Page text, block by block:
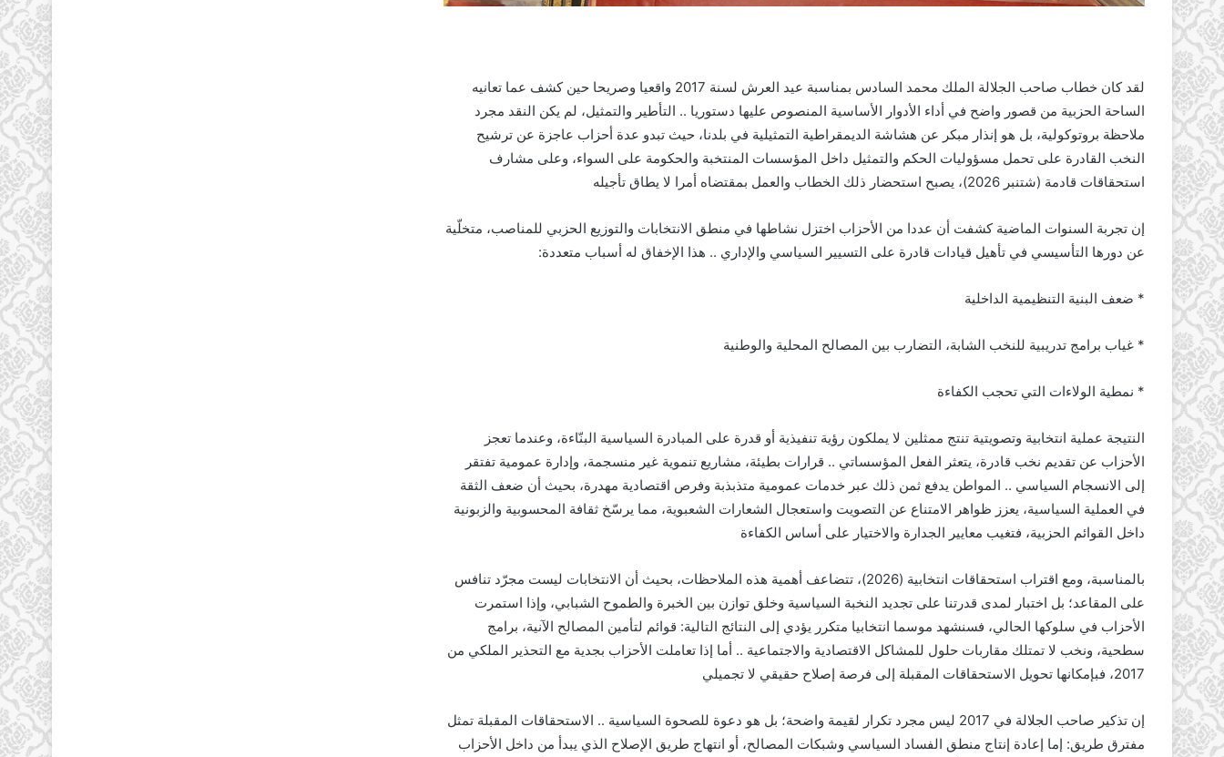
لقد كان خطاب صاحب الجلالة الملك محمد السادس بمناسبة عيد العرش لسنة 2017 واقعيا وصريحا حين كشف عما تعانيه
الساحة الحزبية من قصور واضح في أداء الأدوار الأساسية المنصوص عليها دستوريا .. التأطير والتمثيل، لم يكن النقد مجرد
ملاحظة بروتوكولية، بل هو إنذار مبكر عن هشاشة الديمقراطية التمثيلية في بلدنا، حيث تبدو عدة أحزاب عاجزة عن ترشيح
النخب القادرة على تحمل مسؤوليات الحكم والتمثيل داخل المؤسسات المنتخبة والحكومة على السواء، وعلى مشارف
استحقاقات قادمة (شتنبر 2026)، يصبح استحضار ذلك الخطاب والعمل بمقتضاه أمرا لا يطاق تأجيله
إن تجربة السنوات الماضية كشفت أن عددا من الأحزاب اختزل نشاطها في منطق الانتخابات والتوزيع الحزبي للمناصب، متخلّية
عن دورها التأسيسي في تأهيل قيادات قادرة على التسيير السياسي والإداري .. هذا الإخفاق له أسباب متعددة:
* ضعف البنية التنظيمية الداخلية
* غياب برامج تدريبية للنخب الشابة، التضارب بين المصالح المحلية والوطنية
* نمطية الولاءات التي تحجب الكفاءة
النتيجة عملية انتخابية وتصويتية تنتج ممثلين لا يملكون رؤية تنفيذية أو قدرة على المبادرة السياسية البنّاءة، وعندما تعجز
الأحزاب عن تقديم نخب قادرة، يتعثر الفعل المؤسساتي .. قرارات بطيئة، مشاريع تنموية غير منسجمة، وإدارة عمومية تفتقر
إلى الانسجام السياسي .. المواطن يدفع ثمن ذلك عبر خدمات عمومية متذبذبة وفرص اقتصادية مهدرة، بحيث أن ضعف الثقة
في العملية السياسية، يعزز ظواهر الامتناع عن التصويت واستعجال الشعارات الشعبوية، مما يرسّخ ثقافة المحسوبية والزبونية
داخل القوائم الحزبية، فتغيب معايير الجدارة والاختيار على أساس الكفاءة
بالمناسبة، ومع اقتراب استحقاقات انتخابية (2026)، تتضاعف أهمية هذه الملاحظات، بحيث أن الانتخابات ليست مجرّد تنافس
على المقاعد؛ بل اختبار لمدى قدرتنا على تجديد النخبة السياسية وخلق توازن بين الخبرة والطموح الشبابي، وإذا استمرت
الأحزاب في سلوكها الحالي، فسنشهد موسما انتخابيا متكرر يؤدي إلى النتائج التالية: قوائم لتأمين المصالح الآنية، برامج
سطحية، ونخب لا تمتلك مقاربات حلول للمشاكل الاقتصادية والاجتماعية .. أما إذا تعاملت الأحزاب بجدية مع التحذير الملكي من
2017، فبإمكانها تحويل الاستحقاقات المقبلة إلى فرصة إصلاح حقيقي لا تجميلي
إن تذكير صاحب الجلالة في 2017 ليس مجرد تكرار لقيمة واضحة؛ بل هو دعوة للصحوة السياسية .. الاستحقاقات المقبلة تمثل
مفترق طريق: إما إعادة إنتاج منطق الفساد السياسي وشبكات المصالح، أو انتهاج طريق الإصلاح الذي يبدأ من داخل الأحزاب